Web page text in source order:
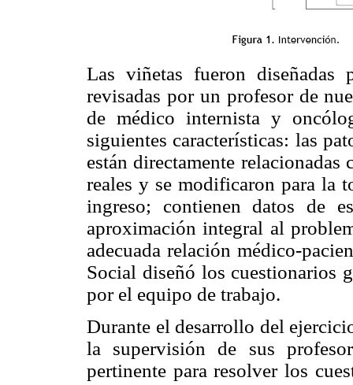
Las viñetas fueron
revisadas por un profesor de
de médico internista y
siguientes características: las
están directamente
reales y se modificaron para la
ingreso; contienen datos de
aproximación integral al
adecuada relación médico-
Social diseñó los cuestionarios
por el equipo de trabajo.
Durante el desarrollo del
la supervisión de sus
pertinente para resolver los